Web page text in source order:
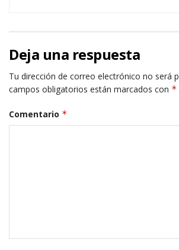
Deja una respuesta
Tu dirección de correo electrónico no será
campos obligatorios están marcados con *
Comentario *